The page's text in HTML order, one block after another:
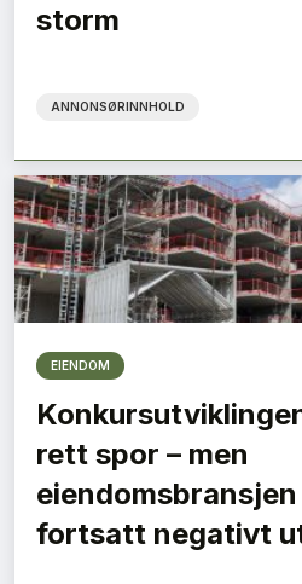
storm
ANNONSØRINNHOLD
EIENDOM
rett spor – men
fortsatt negativt